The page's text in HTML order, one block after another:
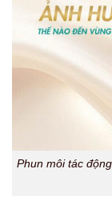
Phun môi tác